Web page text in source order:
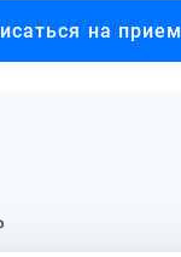
на прием